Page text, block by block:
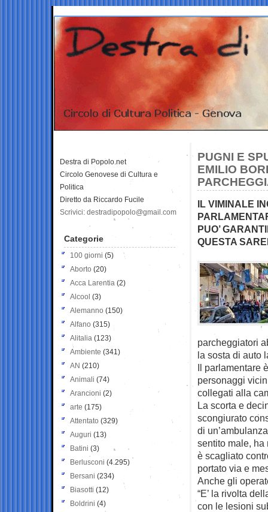
PUGNI E
EMILIO
IL VIMINALE
PUO’
QUESTA
parcheggiatori
la sosta di auto
Il parlamentare
personaggi
collegati alla
La scorta e
scongiurato
di
sentito male,
è scagliato
portato via e
Anche gli
“E’ la rivolta
con le lesioni
Destra di Popolo.net
Circolo Genovese di Cultura e
Politica
Diretto da Riccardo Fucile
Scrivici: destradipopolo@gmail.com
Categorie
100 giorni (5)
Aborto (20)
Acca Larentia (2)
Alcool (3)
Alemanno (150)
Alfano (315)
Alitalia (123)
Ambiente (341)
AN (210)
Animali (74)
Arancioni (2)
arte (175)
Attentato (329)
Auguri (13)
Batini (3)
Berlusconi (4.295)
Bersani (234)
Biasotti (12)
Boldrini (4)